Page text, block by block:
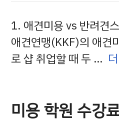
1. 애견미용 vs 반려견
애견연맹(KKF)의 애견
로 샵 취업할 때 두 …
미용 학원 수강